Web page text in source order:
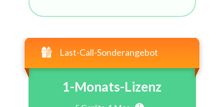
Last-Call-Sonderangebot
1-Monats-Lizenz